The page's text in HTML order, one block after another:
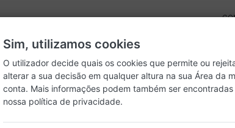
Sim, utilizamos cookies
O utilizador decide quais os cookies que permite ou
alterar a sua decisão em qualquer altura na sua Área da
conta. Mais informações podem também ser encontradas
nossa política de privacidade.